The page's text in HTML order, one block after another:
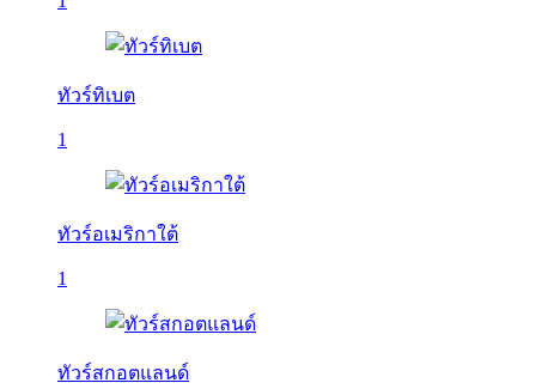
ทัวร์ทิเบต
1
ทัวร์อเมริกาใต้
1
ทัวร์สกอตแลนด์